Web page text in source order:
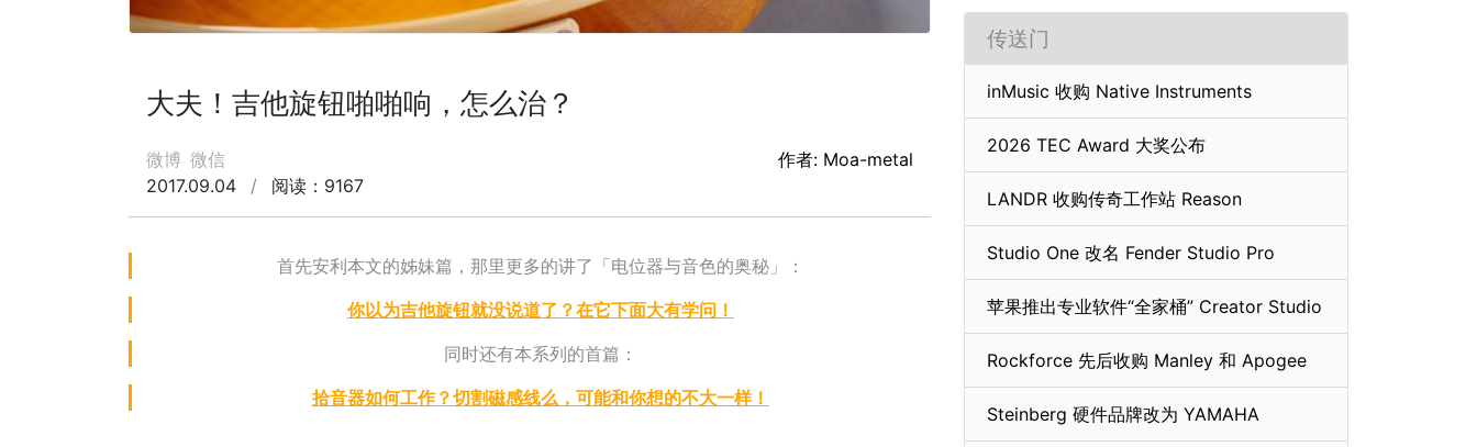
大夫！吉他旋钮啪啪响，怎么治？
微博 微信
2017.09.04
/ 阅读：9167
作者: Moa-metal
首先安利本文的姊妹篇，那里更多的讲了「电位器与音色的奥秘」：
你以为吉他旋钮就没说道了？在它下面大有学问！
同时还有本系列的首篇：
拾音器如何工作？切割磁感线么，可能和你想的不大一样！
传送门
inMusic 收购 Native Instruments
2026 TEC Award 大奖公布
LANDR 收购传奇工作站 Reason
Studio One 改名 Fender Studio Pro
苹果推出专业软件“全家桶” Creator Studio
Rockforce 先后收购 Manley 和 Apogee
Steinberg 硬件品牌改为 YAMAHA